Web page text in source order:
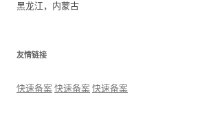
黑龙江，内蒙古
友情链接
快速备案快速备案快速备案